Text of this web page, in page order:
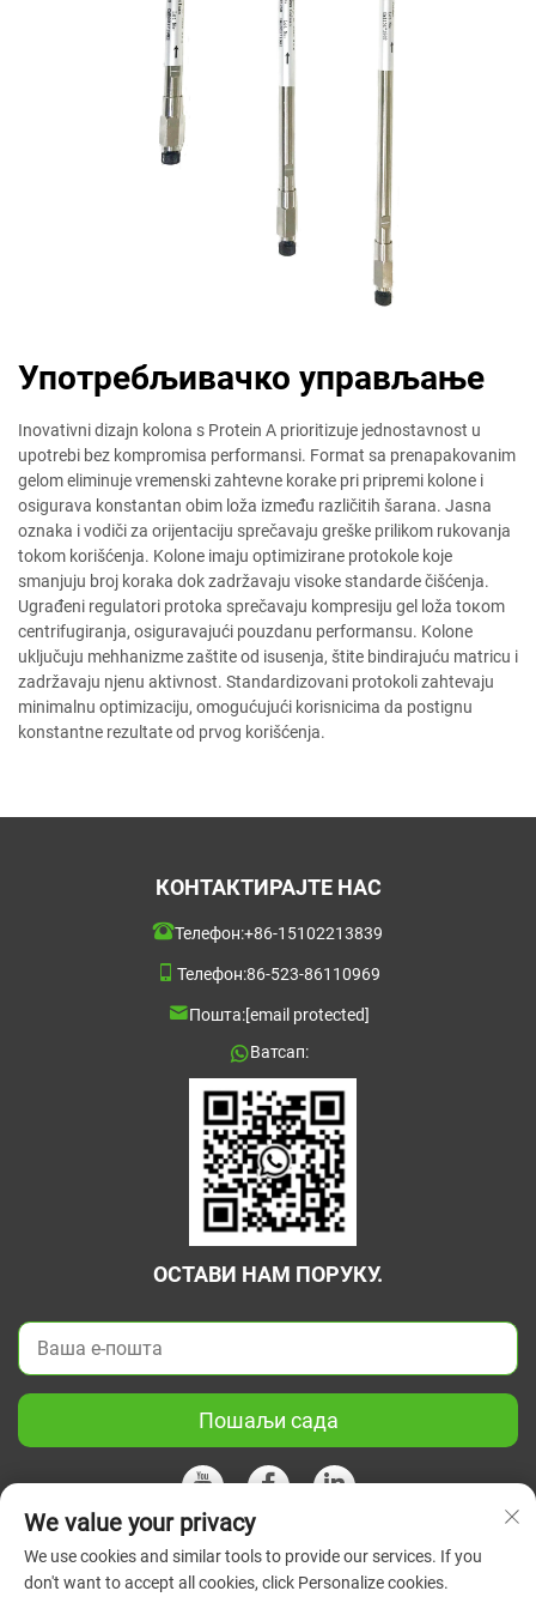
Употребљивачко управљање
Inovativni dizajn kolona s Protein A prioritizuje jednostavnost u
upotrebi bez kompromisa performansi. Format sa prenapakovanim
gelom eliminuјe vremenski zahtevne korake pri pripremi kolone i
osigurava konstantan obim lоža između različitih šarаna. Jasnа
oznaka i vodiči za orijentaciju sprečavaju greške prilikom rukovanja
tokom korišćenja. Kolone imaju optimizirane protokole koje
smanjuju broj koraka dok zadržavaju visoke standarde čišćenja.
Ugrađeni regulatori protoka sprečavaju kompresiju gel lоža tокom
centrifugiranja, osiguravajući pouzdanu performansu. Kolone
uključuju mehhanizme zaštite od isusenja, štite bindirajuću matricu i
zadržavaju njenu aktivnost. Standardizovani protokoli zahtevaju
minimalnu optimizaciju, omogućujući korisnicima da postignu
konstantne rezultate od prvog korišćenja.
КОНТАКТИРАЈТЕ НАС
Телефон:+86-15102213839
Телефон:86-523-86110969
Пошта:[email protected]
Ватсап:
ОСТАВИ НАМ ПОРУКУ.
Пошаљи сада
Ауторско право © 2026 Кина Јиангсу Зелени Унион Научни
We value your privacy
We use cookies and similar tools to provide our services. If you
don't want to accept all cookies, click Personalize cookies.